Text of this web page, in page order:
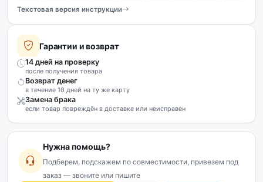
Текстовая версия инструкции
Гарантии и возврат
14 дней на проверку
после получения товара
Возврат денег
в течение 10 дней на ту же карту
Замена брака
если товар повреждён в доставке или неисправен
Нужна помощь?
Подберем, подскажем по совместимости, привезем под
заказ — звоните или пишите